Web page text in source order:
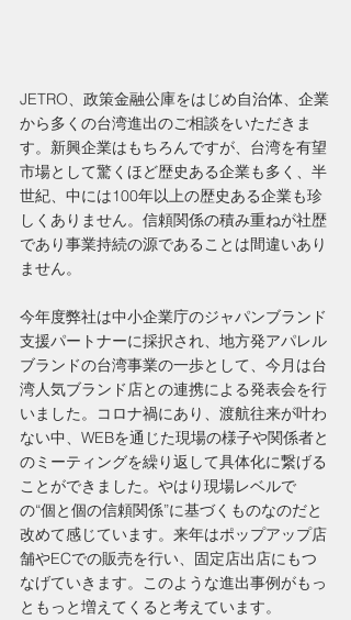
JETRO、政策金融公庫をはじめ自治体、企業
から多くの台湾進出のご相談をいただきま
す。新興企業はもちろんですが、台湾を有望
市場として驚くほど歴史ある企業も多く、半
世紀、中には100年以上の歴史ある企業も珍
しくありません。信頼関係の積み重ねが社歴
であり事業持続の源であることは間違いあり
ません。
今年度弊社は中小企業庁のジャパンブランド
支援パートナーに採択され、地方発アパレル
ブランドの台湾事業の一歩として、今月は台
湾人気ブランド店との連携による発表会を行
いました。コロナ禍にあり、渡航往来が叶わ
ない中、WEBを通じた現場の様子や関係者と
のミーティングを繰り返して具体化に繋げる
ことができました。やはり現場レベルで
の“個と個の信頼関係”に基づくものなのだと
改めて感じています。来年はポップアップ店
舗やECでの販売を行い、固定店出店にもつ
なげていきます。このような進出事例がもっ
ともっと増えてくると考えています。